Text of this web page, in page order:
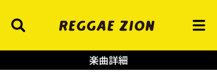
楽曲詳細